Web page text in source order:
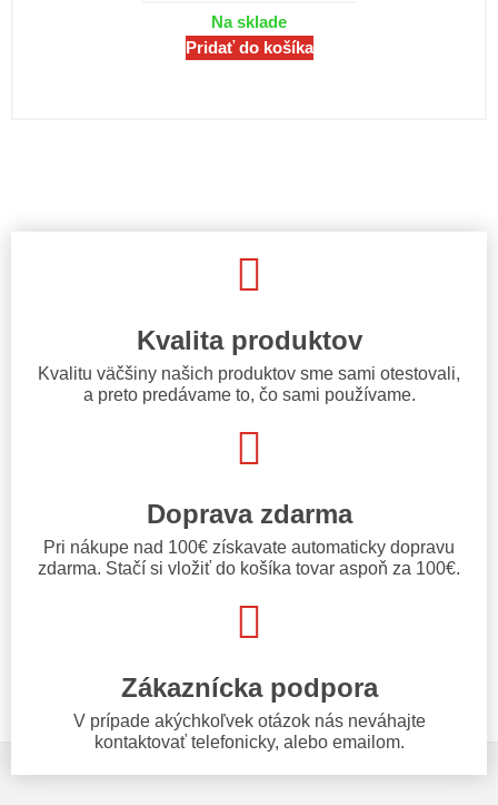
Na sklade
Pridať do košíka
Kvalita produktov
Kvalitu väčšiny našich produktov sme sami otestovali,
a preto predávame to, čo sami používame.
Doprava zdarma
Pri nákupe nad 100€ získavate automaticky dopravu
zdarma. Stačí si vložiť do košíka tovar aspoň za 100€.
Zákaznícka podpora
V prípade akýchkoľvek otázok nás neváhajte
kontaktovať telefonicky, alebo emailom.